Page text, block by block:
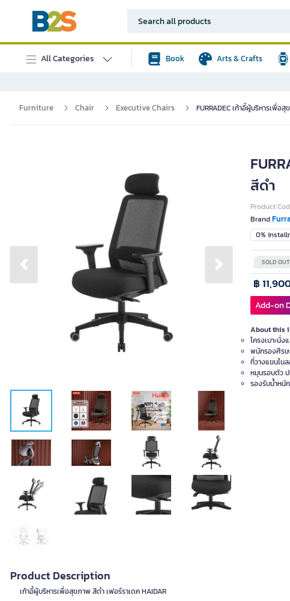
All Categories Book Arts & Crafts
Furniture Chair Executive Chairs FURRADEC เก้าอี้ผู้บริหารเพื่อ
Previous slide Next slide
สีดำ
Product
Brand
0%
SOLD OUT
฿
Add-on
About this
โครงเบาะนั่
พนักรองศีรษ
ที่วางแขนไน
หมุนรอบตัว ป
รองรับน้ำหนั
Product Description
เก้าอี้ผู้บริหารเพื่อสุขภาพ สีดำ เฟอร์ราเดค HAIDAR